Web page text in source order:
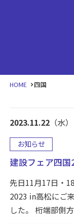
HOME 四国
2023.11.22 （水）
お知らせ
建設フェア四
先日11月17日・
2023 in高松にご
した。 桁端部側